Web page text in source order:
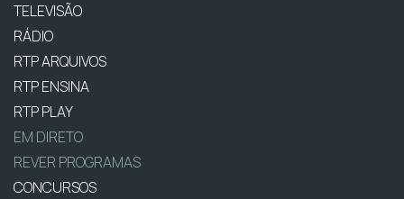
TELEVISÃO
RÁDIO
RTP ARQUIVOS
RTP ENSINA
RTP PLAY
EM DIRETO
REVER PROGRAMAS
CONCURSOS